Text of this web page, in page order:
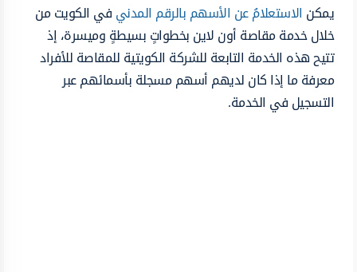
يمكن الاستعلامُ عن الأسهم بالرقم المدنيفي الكويت من
خلال خدمة مقاصة أون لاين بخطواتٍ بسيطةٍ وميسرة، إذ
تتيح هذه الخدمة التابعة للشركة الكويتية للمقاصة للأفراد
معرفة ما إذا كان لديهم أسهم مسجلة بأسمائهم عبر
التسجيل في الخدمة.